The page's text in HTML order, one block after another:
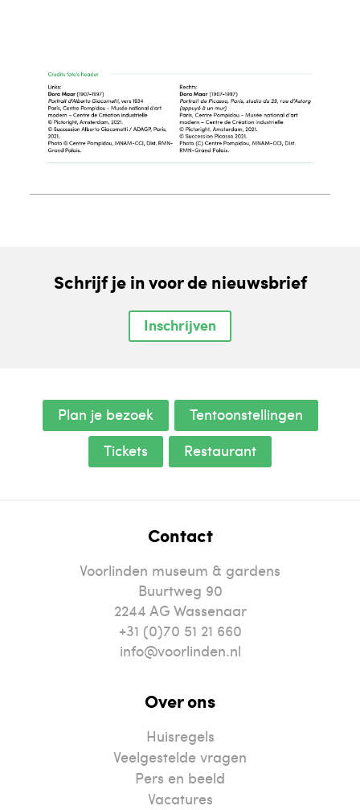
Schrijf je in voor de nieuwsbrief
Inschrijven
Plan je bezoek
Tentoonstellingen
Tickets
Restaurant
Contact
Voorlinden museum & gardens
Buurtweg 90
2244 AG Wassenaar
+31 (0)70 51 21 660
info@voorlinden.nl
Over ons
Huisregels
Veelgestelde vragen
Pers en beeld
Vacatures